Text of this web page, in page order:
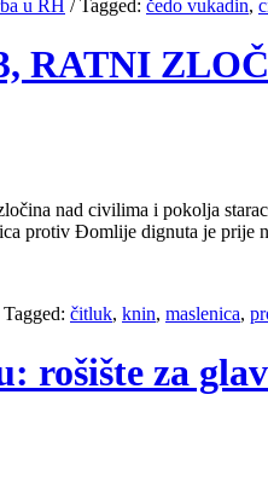
u RH / Tagged: čedo vukadin,
RATNI
nad civilima i pokolja
protiv Đomlije dignuta je prije
Tagged: čitluk, knin, maslenica,
rošište za